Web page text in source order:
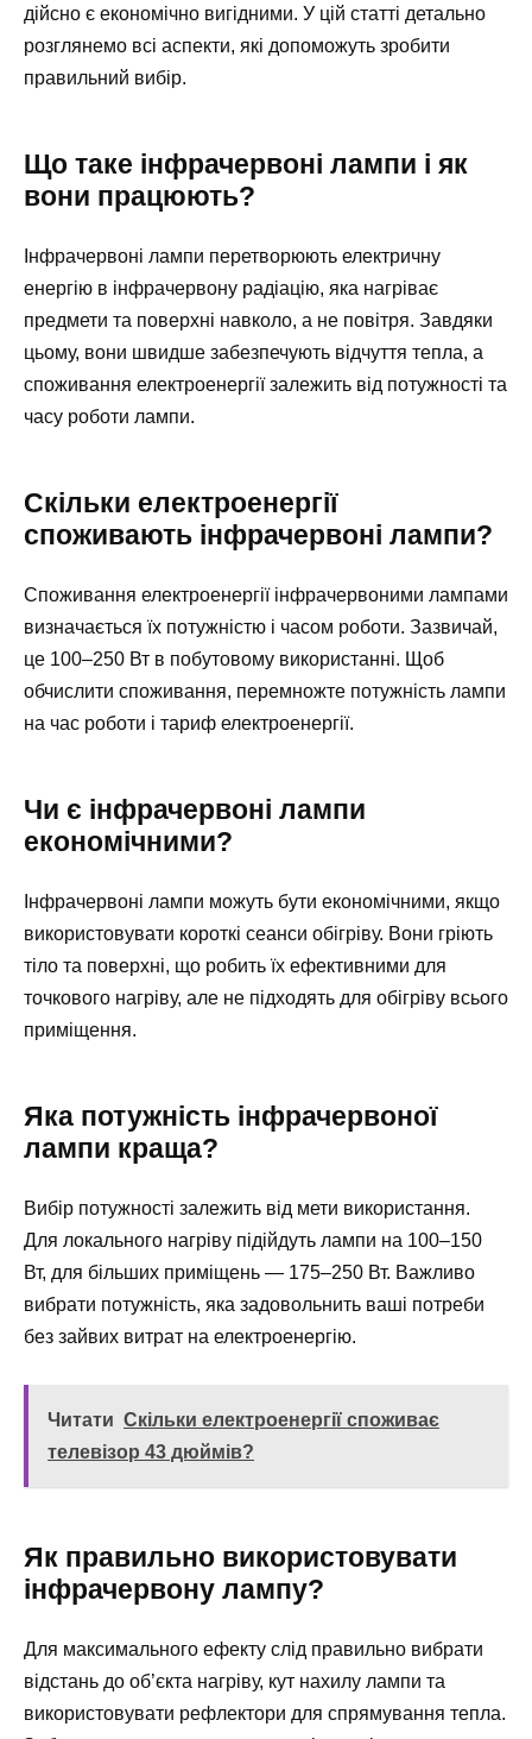
дійсно є економічно вигідними. У цій статті детально
розглянемо всі аспекти, які допоможуть зробити
правильний вибір.
Що таке інфрачервоні лампи і як
вони працюють?
Інфрачервоні лампи перетворюють електричну
енергію в інфрачервону радіацію, яка нагріває
предмети та поверхні навколо, а не повітря. Завдяки
цьому, вони швидше забезпечують відчуття тепла, а
споживання електроенергії залежить від потужності та
часу роботи лампи.
Скільки електроенергії
споживають інфрачервоні лампи?
Споживання електроенергії інфрачервоними лампами
визначається їх потужністю і часом роботи. Зазвичай,
це 100–250 Вт в побутовому використанні. Щоб
обчислити споживання, перемножте потужність лампи
на час роботи і тариф електроенергії.
Чи є інфрачервоні лампи
економічними?
Інфрачервоні лампи можуть бути економічними, якщо
використовувати короткі сеанси обігріву. Вони гріють
тіло та поверхні, що робить їх ефективними для
точкового нагріву, але не підходять для обігріву всього
приміщення.
Яка потужність інфрачервоної
лампи краща?
Вибір потужності залежить від мети використання.
Для локального нагріву підійдуть лампи на 100–150
Вт, для більших приміщень — 175–250 Вт. Важливо
вибрати потужність, яка задовольнить ваші потреби
без зайвих витрат на електроенергію.
Читати Скільки електроенергії споживає
телевізор 43 дюймів?
Як правильно використовувати
інфрачервону лампу?
Для максимального ефекту слід правильно вибрати
відстань до об’єкта нагріву, кут нахилу лампи та
використовувати рефлектори для спрямування тепла.